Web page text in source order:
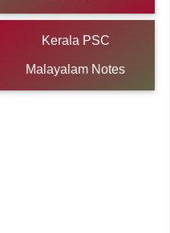
Kerala PSC
Malayalam Notes